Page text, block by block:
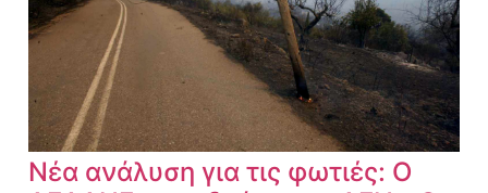
Νέα ανάλυση για τις φωτιές: Ο